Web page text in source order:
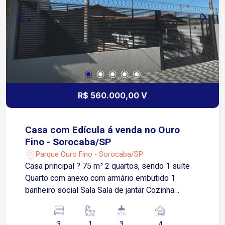
Corredor externo nas duas laterais da casa, 4
vagas de garagem, sendo 2 cobertas; Amplo
armário externo para armazenamento.
R$ 560.000,00 V
Casa com Edícula á venda no Ouro
Fino - Sorocaba/SP
Parque Ouro Fino - Sorocaba/SP
Casa principal ? 75 m² 2 quartos, sendo 1 suíte
Quarto com anexo com armário embutido 1
banheiro social Sala Sala de jantar Cozinha
32 m² Quarto Banheiro Sala Cozinha conjugada